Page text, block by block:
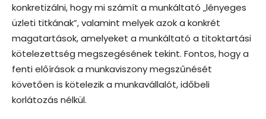
konkretizálni, hogy mi számít a munkáltató „lényeges
üzleti titkának”, valamint melyek azok a konkrét
magatartások, amelyeket a munkáltató a titoktartási
kötelezettség megszegésének tekint. Fontos, hogy a
fenti előírások a munkaviszony megszűnését
követően is kötelezik a munkavállalót, időbeli
korlátozás nélkül.